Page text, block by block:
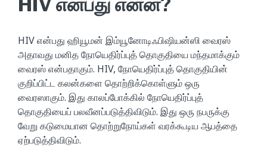
HIV என்பது ஹியூமன் இம்யூனோடிஃபிஷியன்ஸி வைரஸ்
அதாவது மனித நோயெதிர்ப்புத் தொகுதியை மந்தமாக்கும்
வைரஸ் என்பதாகும். HIV, நோயெதிர்ப்புத் தொகுதியின்
குறிப்பிட்ட கலன்களை தொற்றிக்கொள்ளும் ஒரு
வைரஸாகும். இது காலப்போக்கில் நோயெதிர்ப்புத்
தொகுதியைப் பலவீனப்படுத்திவிடும். இது ஒரு நபருக்கு
வேறு கடுமையான தொற்றுநோய்கள் வரக்கூடிய ஆபத்தை
ஏற்படுத்திவிடும்.